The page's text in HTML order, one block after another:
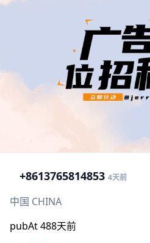
+8613765814853 4天前
中国 CHINA
pubAt 488天前